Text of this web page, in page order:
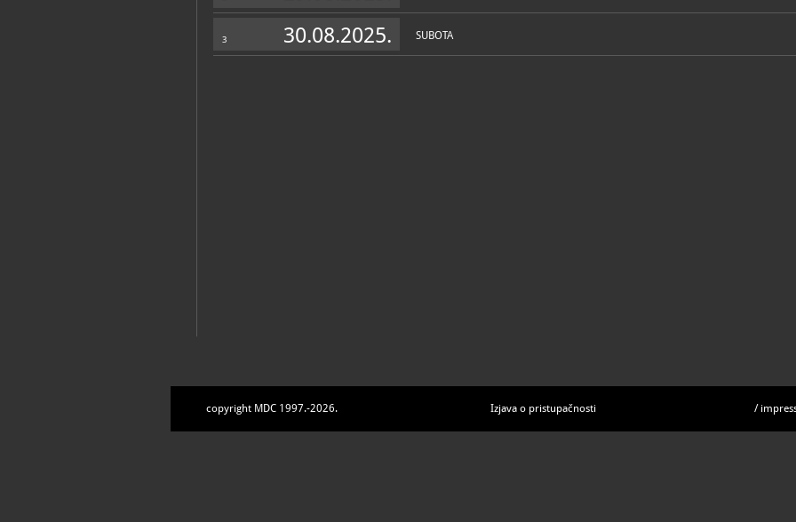
3 30.08.2025. SUBOTA
copyright MDC 1997.-2026. Izjava o pristupačnosti /